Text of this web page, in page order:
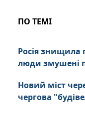
ПО ТЕМІ
Росія знищила
люди змушені
Новий міст
чергова